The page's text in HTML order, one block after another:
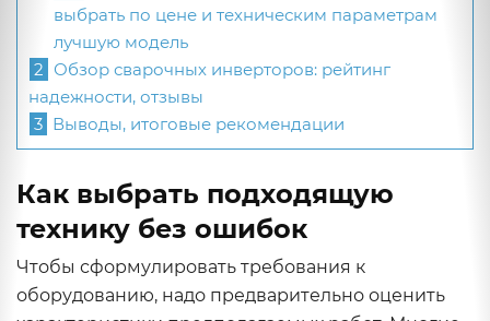
выбрать по цене и техническим параметрам
лучшую модель
2 Обзор сварочных инверторов: рейтинг
надежности, отзывы
3 Выводы, итоговые рекомендации
Как выбрать подходящую
технику без ошибок
Чтобы сформулировать требования к
оборудованию, надо предварительно оценить